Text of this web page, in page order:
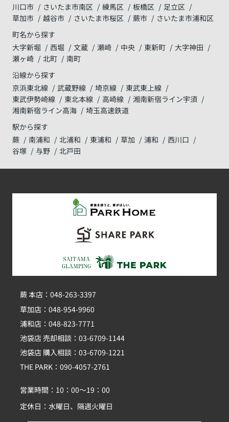
川口市
さいたま市南区 練馬区 板橋区
足立区
草加市
越谷市 さいたま市桜区 蕨市
さいたま市浦和区
町名から探す
大字新堀
西堀 文蔵 瀬崎 中央 東新町
大字神田
瀬ヶ崎
北町
南町
沿線から探す
京浜東北線
武蔵野線 埼京線
東武東上線
東武伊勢崎線
東北本線 高崎線
湘南新宿ライン宇須
湘南新宿ライン高海
埼玉高速鉄道
駅から探す
蕨
南浦和 北浦和 東浦和 草加 浦和
西川口
谷塚
与野 北戸田
蕨 本店：048-263-3397
草加店：048-954-9960
浦和店：048-823-7771
池袋店 売却相談：03-6709-1144
池袋店 購入相談：03-6709-1221
THE PARK：090-4057-2761
営業時間：10：00～19：00
定休日：水曜日、隔週火曜日